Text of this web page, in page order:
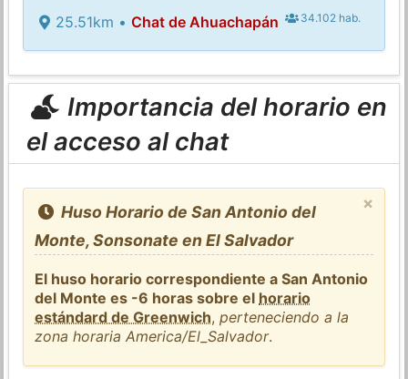
25.51km • Chat de Ahuachapán 34.102 hab.
Importancia del horario en
el acceso al chat
×
Huso Horario de San Antonio del
Monte, Sonsonate en El Salvador
El huso horario correspondiente a San Antonio
del Monte es -6 horas sobre el horario
estándard de Greenwich,perteneciendo a la
zona horaria America/El_Salvador.